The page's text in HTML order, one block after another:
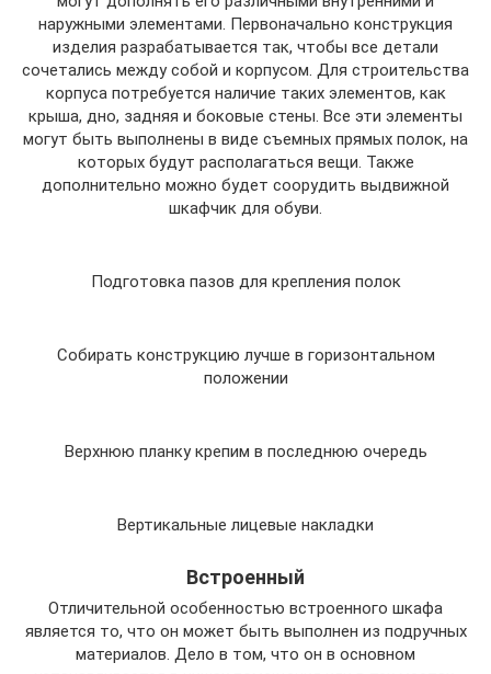
наружными элементами. Первоначально конструкция
изделия разрабатывается так, чтобы все детали
сочетались между собой и корпусом. Для строительства
корпуса потребуется наличие таких элементов, как
крыша, дно, задняя и боковые стены. Все эти элементы
могут быть выполнены в виде съемных прямых полок, на
которых будут располагаться вещи. Также
дополнительно можно будет соорудить выдвижной
шкафчик для обуви.
Подготовка пазов для крепления полок
Собирать конструкцию лучше в горизонтальном
положении
Верхнюю планку крепим в последнюю очередь
Вертикальные лицевые накладки
Встроенный
Отличительной особенностью встроенного шкафа
является то, что он может быть выполнен из подручных
материалов. Дело в том, что он в основном